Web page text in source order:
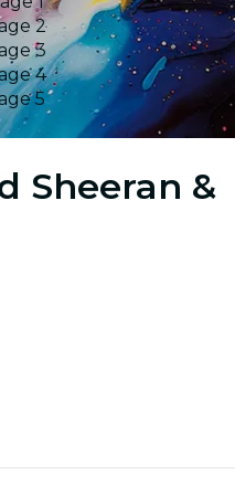
2
3
4
5
Sheeran &